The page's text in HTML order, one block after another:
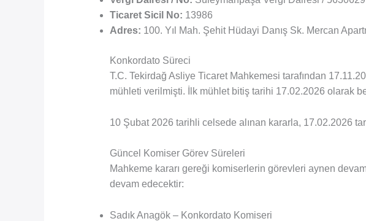
Ticaret Sicil No: 13986
Adres: 100. Yıl Mah. Şehit Hüdayi Danış Sk. Mercan
Konkordato Süreci
T.C. Tekirdağ Asliye Ticaret Mahkemesi tarafından
mühleti verilmişti. İlk mühlet bitiş tarihi 17.02.2026 olarak
10 Şubat 2026 tarihli celsede alınan kararla, 17.02.2026
Güncel Komiser Görev Süreleri
Mahkeme kararı gereği komiserlerin görevleri aynen
devam edecektir:
Sadık Anagök – Konkordato Komiseri